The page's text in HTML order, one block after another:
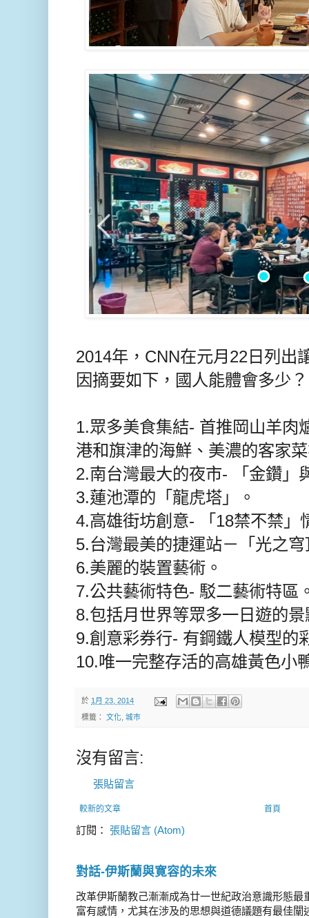
2014年，CNN在元月22日列出
因摘要如下，國人能體會多少？
1.眾多美食集結- 首推岡山羊肉
港和旗津的海鮮、美濃的客家
2.南台灣最大的夜市- 「金鑽」
3.蓮池潭的「龍虎塔」。
4.高雄街坊創意- 「18禁不禁」
5.台灣最美的捷運站－「光之
6.美麗的裝置藝術。
7.公共藝術特色- 駁二藝術特區
8.包括月世界等眾多一日遊的景
9.創意彩券行- 有鋼鐵人模型的
10.唯一完整存活的高雄黃色小
於 1月 23, 2014
標籤： 文化, 城巿
沒有留言:
張貼留言
較新的文章 首頁
訂閱： 張貼留言 (Atom)
對話-伊斯蘭與寛容的未來
改革伊斯蘭教己漸漸成為廿一世紀政治意識形態
富有感情，尤其在涉及的思想與道德議題有最佳